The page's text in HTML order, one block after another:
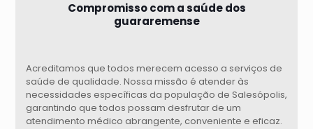
Compromisso com a saúde dos
guararemense
Acreditamos que todos merecem acesso a serviços de
saúde de qualidade. Nossa missão é atender às
necessidades específicas da população de Salesópolis,
garantindo que todos possam desfrutar de um
atendimento médico abrangente, conveniente e eficaz.